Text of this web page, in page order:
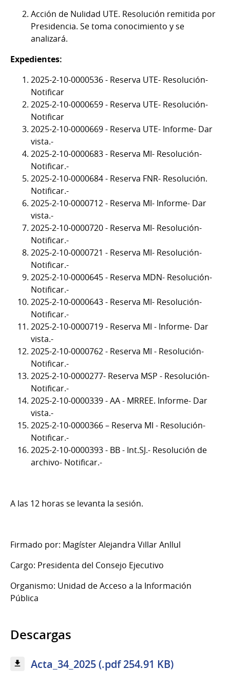
Acción de Nulidad UTE. Resolución remitida por
Presidencia. Se toma conocimiento y se
analizará.
Expedientes:
2025-2-10-0000536 - Reserva UTE- Resolución-
Notificar
2025-2-10-0000659 - Reserva UTE- Resolución-
Notificar
2025-2-10-0000669 - Reserva UTE- Informe- Dar
vista.-
2025-2-10-0000683 - Reserva MI- Resolución-
Notificar.-
2025-2-10-0000684 - Reserva FNR- Resolución.
Notificar.-
2025-2-10-0000712 - Reserva MI- Informe- Dar
vista.-
2025-2-10-0000720 - Reserva MI- Resolución-
Notificar.-
2025-2-10-0000721 - Reserva MI- Resolución-
Notificar.-
2025-2-10-0000645 - Reserva MDN- Resolución-
Notificar.-
2025-2-10-0000643 - Reserva MI- Resolución-
Notificar.-
2025-2-10-0000719 - Reserva MI - Informe- Dar
vista.-
2025-2-10-0000762 - Reserva MI - Resolución-
Notificar.-
2025-2-10-0000277- Reserva MSP - Resolución-
Notificar.-
2025-2-10-0000339 - AA - MRREE. Informe- Dar
vista.-
2025-2-10-0000366 – Reserva MI - Resolución-
Notificar.-
2025-2-10-0000393 - BB - Int.SJ.- Resolución de
archivo- Notificar.-
A las 12 horas se levanta la sesión.
Firmado por: Magíster Alejandra Villar Anllul
Cargo: Presidenta del Consejo Ejecutivo
Organismo: Unidad de Acceso a la Información
Pública
Descargas
Acta_34_2025 (.pdf 254.91 KB)